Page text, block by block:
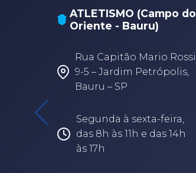
ATLETISMO (Campo do
Oriente - Bauru)
Rua Capitão Mario Rossi
9-5 – Jardim Petrópolis,
Bauru – SP
Segunda à sexta-feira,
das 8h às 11h e das 14h
às 17h